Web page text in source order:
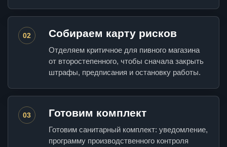
02 Собираем карту рисков
Отделяем критичное для пивного магазина
от второстепенного, чтобы сначала закрыть
штрафы, предписания и остановку работы.
03 Готовим комплект
Готовим санитарный комплект: уведомление,
программу производственного контроля